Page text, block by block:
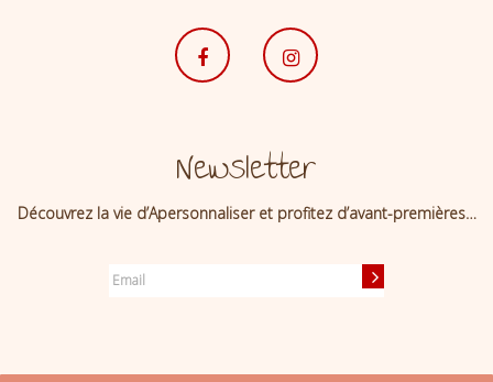
Newsletter
Découvrez la vie d’Apersonnaliser et profitez d’avant-premières…